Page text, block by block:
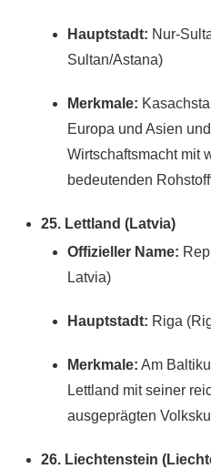
Hauptstadt: Nur-
Sultan/Astana)
Merkmale:
Europa und Asien
Wirtschaftsmacht mit
bedeutenden
25. Lettland (Latvia)
Offizieller Name:
Latvia)
Hauptstadt: Riga
Merkmale: Am
Lettland mit seiner
ausgeprägten
26. Liechtenstein